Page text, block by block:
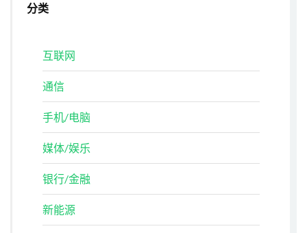
分类
互联网
通信
手机/电脑
媒体/娱乐
银行/金融
新能源